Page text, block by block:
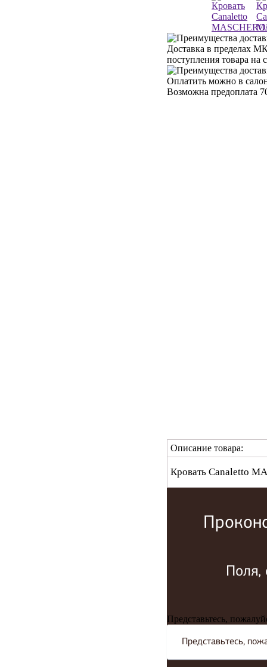
Доставка в пределах
поступления товара на
Оплатить можно в
Возможна предоплата
Описание товара:
Кровать Canaletto
Поля,
Представьтесь,